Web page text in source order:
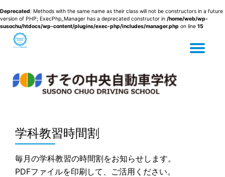
Deprecated: Methods with the same name as their class will not be constructors in a future
version of PHP; ExecPhp_Manager has a deprecated constructor in /home/web/wp-
susochu/htdocs/wp-content/plugins/exec-php/includes/manager.php on line 15
学科教習時間割
毎月の学科教習の時間割をお知らせします。
PDFファイルを印刷して、ご活用ください。